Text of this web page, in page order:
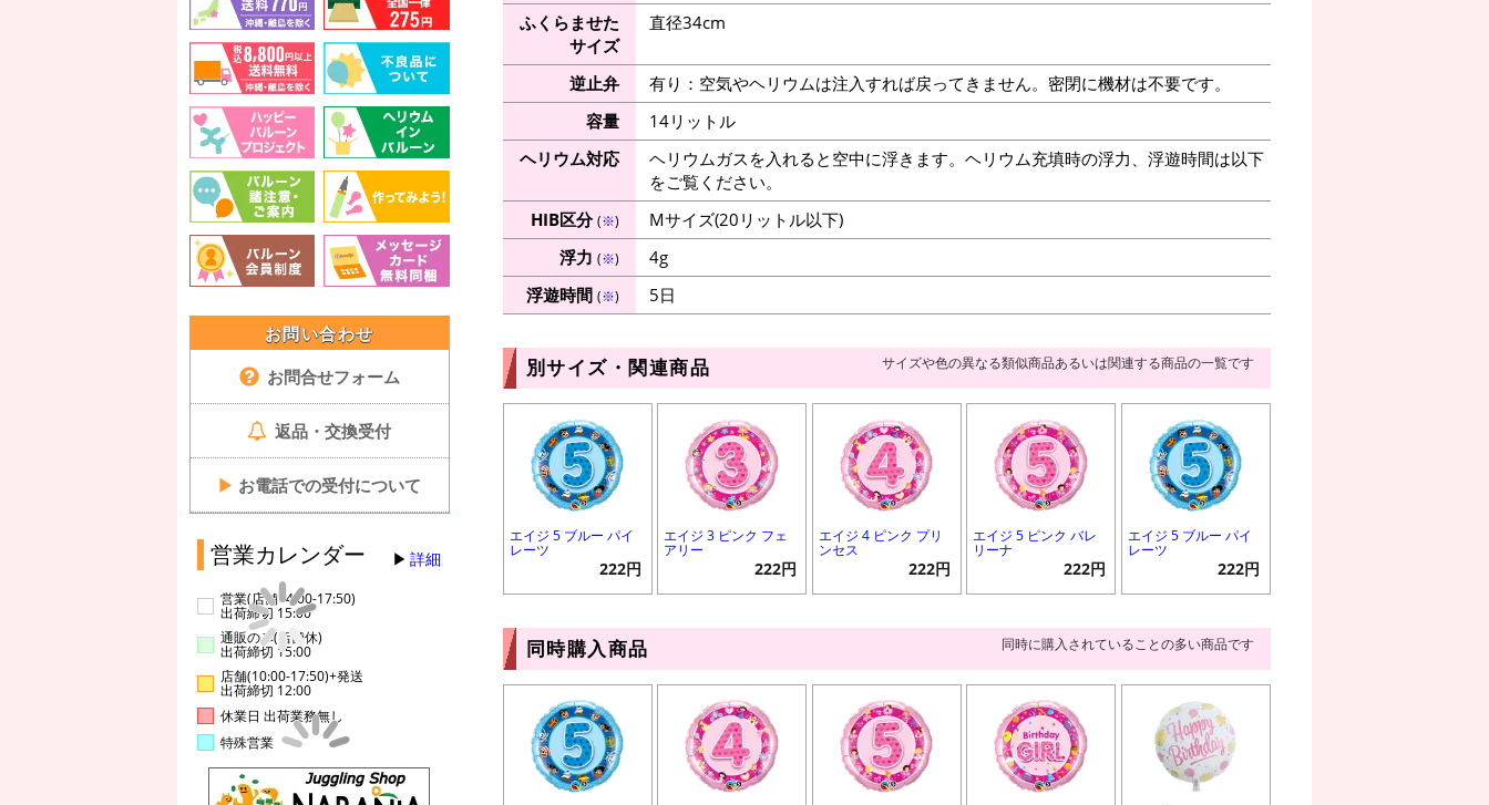
お問い合わせ
お問合せフォーム
返品・交換受付
▶ お電話での受付について
営業カレンダー 詳細
営業(店舗14:00-17:50)
出荷締切 15:00
通販のみ(店舗休)
出荷締切 15:00
店舗(10:00-17:50)+発送
出荷締切 12:00
休業日 出荷業務無し
特殊営業
ふくらませた
サイズ
直径34cm
逆止弁
有り：空気やヘリウムは注入すれば戻ってきません。密閉に機材は不要です。
容量
14リットル
ヘリウム対応
ヘリウムガスを入れると空中に浮きます。ヘリウム充填時の浮力、浮遊時間は以下
をご覧ください。
HIB区分(※)
Mサイズ(20リットル以下)
浮力 (※)
4g
浮遊時間 (※) 5日
別サイズ・関連商品 サイズや色の異なる類似商品あるいは関連する商品の一覧です
エイジ 5 ブルー パイ
レーツ
222円
エイジ 3 ピンク フェ
アリー
222円
エイジ 4 ピンク プリ
ンセス
222円
エイジ 5 ピンク バレ
リーナ
222円
エイジ 5 ブルー パイ
レーツ
222円
同時購入商品 同時に購入されていることの多い商品です